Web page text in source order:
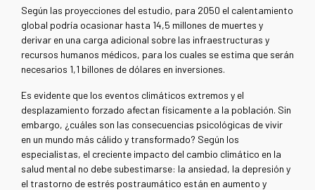
Según las proyecciones del estudio, para 2050 el calentamiento
global podría ocasionar hasta 14,5 millones de muertes y
derivar en una carga adicional sobre las infraestructuras y
recursos humanos médicos, para los cuales se estima que serán
necesarios 1,1 billones de dólares en inversiones.
Es evidente que los eventos climáticos extremos y el
desplazamiento forzado afectan físicamente a la población. Sin
embargo, ¿cuáles son las consecuencias psicológicas de vivir
en un mundo más cálido y transformado? Según los
especialistas, el creciente impacto del cambio climático en la
salud mental no debe subestimarse: la ansiedad, la depresión y
el trastorno de estrés postraumático están en aumento y